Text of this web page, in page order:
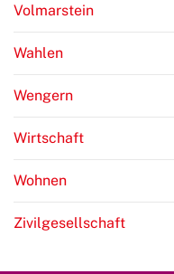
Volmarstein
Wahlen
Wengern
Wirtschaft
Wohnen
Zivilgesellschaft